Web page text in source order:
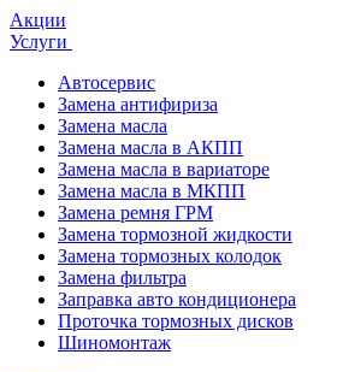
Акции
Услуги
Автосервис
Замена антифириза
Замена масла
Замена масла в АКПП
Замена масла в вариаторе
Замена масла в МКПП
Замена ремня ГРМ
Замена тормозной жидкости
Замена тормозных колодок
Замена фильтра
Заправка авто кондиционера
Проточка тормозных дисков
Шиномонтаж